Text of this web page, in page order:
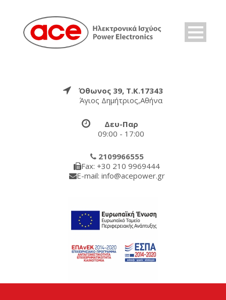
Όθωνος 39, Τ.Κ.17343
Άγιος Δημήτριος,Αθήνα
Δευ-Παρ
09:00 - 17:00
2109966555
Fax: +30 210 9969444
E-mail: info@acepower.gr